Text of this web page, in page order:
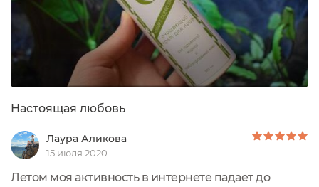
из отборных ингредиентов - качество Удумбары!
Обязательно куплю полноразмерную версию этого
молочка!
Настоящая любовь
Лаура Аликова
15 июля 2020
Летом моя активность в интернете падает до